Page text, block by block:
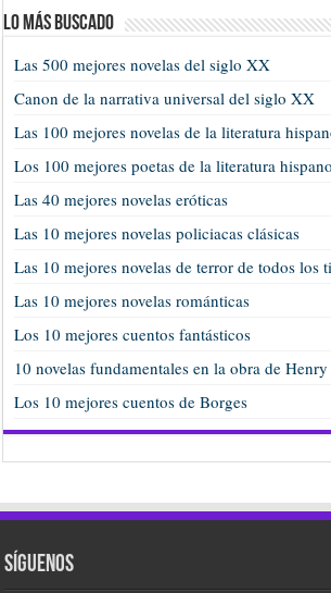
Lo más buscado
Las 500 mejores novelas del siglo XX
Canon de la narrativa universal del siglo XX
Las 100 mejores novelas de la literatura
Los 100 mejores poetas de la literatura
Las 40 mejores novelas eróticas
Las 10 mejores novelas policiacas clásicas
Las 10 mejores novelas de terror de todos los
Las 10 mejores novelas románticas
Los 10 mejores cuentos fantásticos
10 novelas fundamentales en la obra de Henry
Los 10 mejores cuentos de Borges
Síguenos